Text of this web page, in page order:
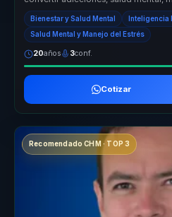
en conci...
Bienestar y Salud Mental Inteligencia
Salud Mental y Manejo del Estrés
20años 3conf.
Cotizar
Recomendado CHM · TOP 3